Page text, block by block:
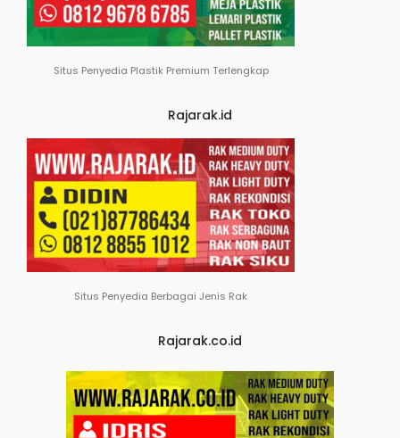
Situs Penyedia Plastik Premium Terlengkap
Rajarak.id
Situs Penyedia Berbagai Jenis Rak
Rajarak.co.id